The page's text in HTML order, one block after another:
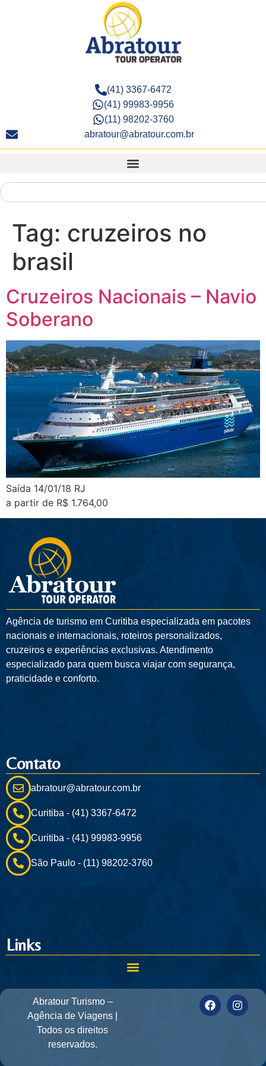
(41) 3367-6472
(41) 99983-9956
(11) 98202-3760
abratour@abratour.com.br
Tag: cruzeiros no
brasil
Cruzeiros Nacionais – Navio
Soberano
Saída 14/01/18 RJ
a partir de R$ 1.764,00
Agência de turismo em Curitiba especializada em pacotes
nacionais e internacionais, roteiros personalizados,
cruzeiros e experiências exclusivas. Atendimento
especializado para quem busca viajar com segurança,
praticidade e conforto.
Contato
abratour@abratour.com.br
Curitiba - (41) 3367-6472
Curitiba - (41) 99983-9956
São Paulo - (11) 98202-3760
Links
Abratour Turismo –
Agência de Viagens |
Todos os direitos
reservados.